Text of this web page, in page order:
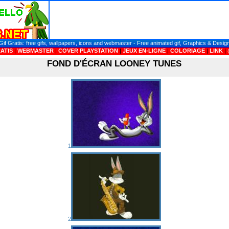
Gratis: free gifs, wallpapers, icons and webmaster - Free animated gif, Graphics &
| WEBMASTER | COVER PLAYSTATION | JEUX EN-LIGNE | COLORIAGE | LINK |
FOND D'ÉCRAN LOONEY TUNES
1
2